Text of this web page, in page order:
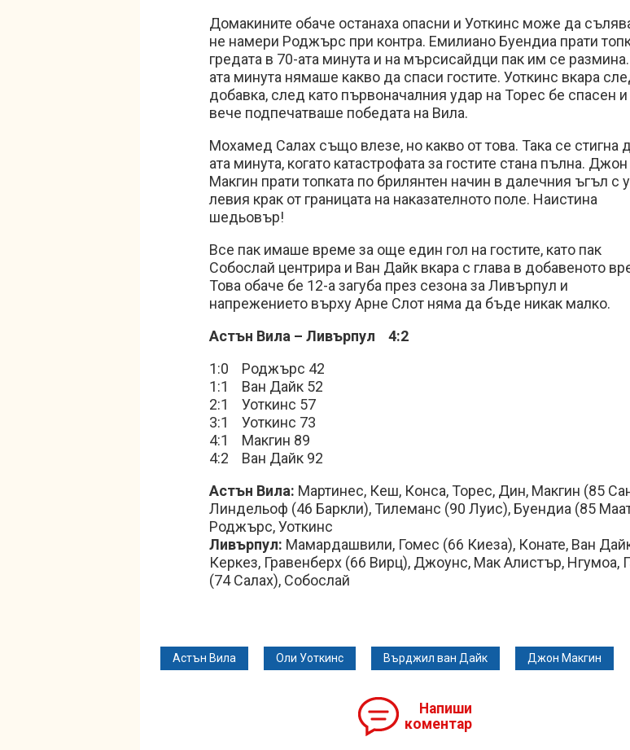
Домакините обаче останаха опасни и Уоткинс може да
не намери Роджърс при контра. Емилиано Буендиа прати
гредата в 70-ата минута и на мърсисайдци пак им се
ата минута нямаше какво да спаси гостите. Уоткинс вкара
добавка, след като първоначалния удар на Торес бе спасен и
вече подпечатваше победата на Вила.
Мохамед Салах също влезе, но какво от това. Така се стигна
ата минута, когато катастрофата за гостите стана пълна. Джон
Макгин прати топката по брилянтен начин в далечния ъгъл с
левия крак от границата на наказателното поле. Наистина
шедьовър!
Все пак имаше време за още един гол на гостите, като пак
Собослай центрира и Ван Дайк вкара с глава в добавеното
Това обаче бе 12-а загуба през сезона за Ливърпул и
напрежението върху Арне Слот няма да бъде никак малко.
Астън Вила – Ливърпул 4:2
1:0 Роджърс 42
1:1 Ван Дайк 52
2:1 Уоткинс 57
3:1 Уоткинс 73
4:1 Макгин 89
4:2 Ван Дайк 92
Астън Вила: Мартинес, Кеш, Конса, Торес, Дин, Макгин (85
Линдельоф (46 Баркли), Тилеманс (90 Луис), Буендиа (85
Роджърс, Уоткинс
Ливърпул: Мамардашвили, Гомес (66 Киеза), Конате, Ван
Керкез, Гравенберх (66 Вирц), Джоунс, Мак Алистър, Нгумоа,
(74 Салах), Собослай
Астън Вила Оли Уоткинс Върджил ван Дайк Джон Макгин
Напиши
коментар